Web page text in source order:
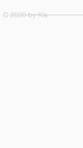
© 2020 by Kla